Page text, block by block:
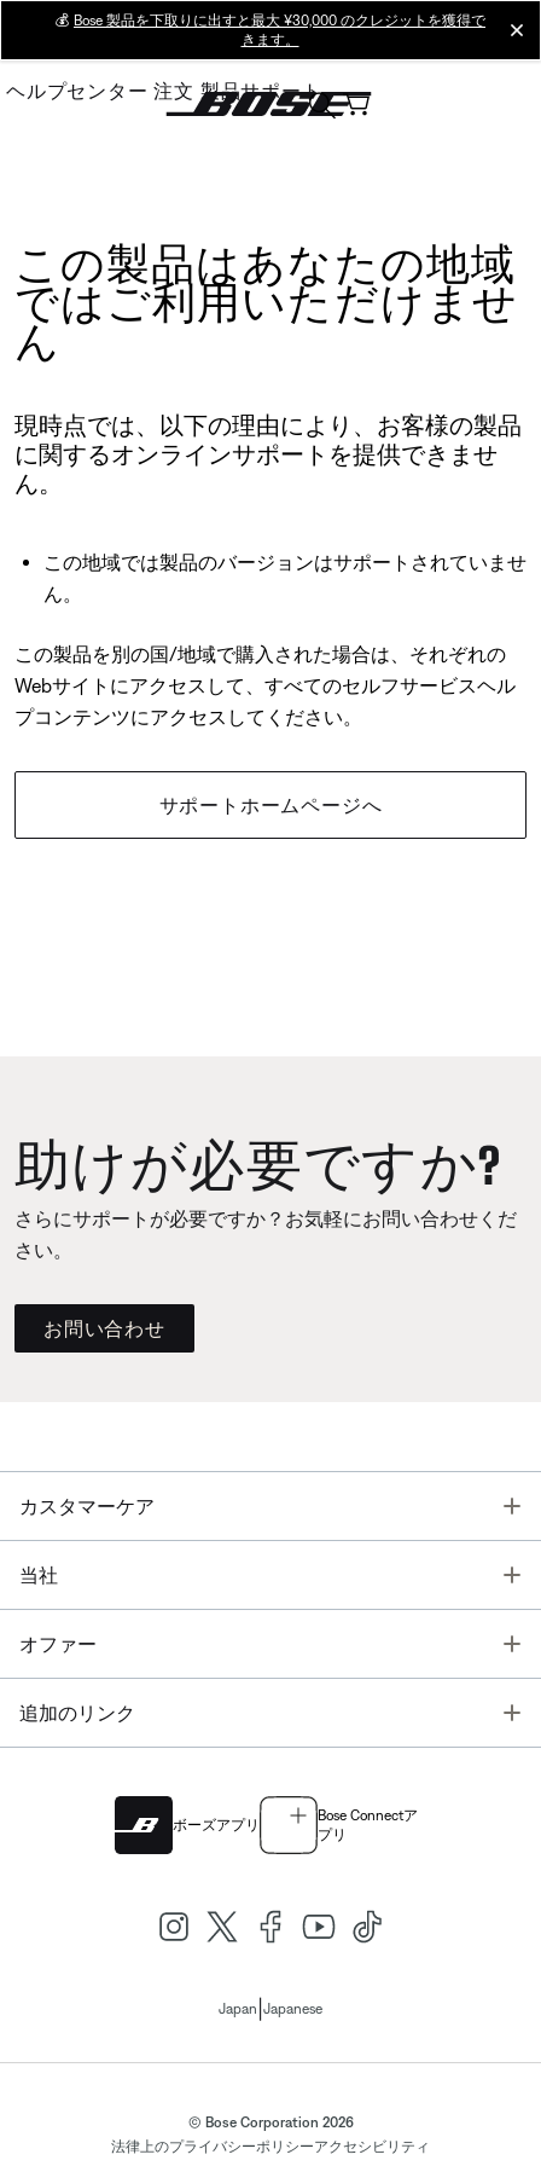
Main
💰 Bose 製品を下取りに出すと最大 ¥30,000 のクレジットを獲得で
きます。
ヘルプセンター 注文 製品サポート
この製品はあなたの地域
ではご利用いただけませ
ん
現時点では、以下の理由により、お客様の製品
に関するオンラインサポートを提供できませ
ん。
この地域では製品のバージョンはサポートされていませ
ん。
この製品を別の国/地域で購入された場合は、それぞれの
Webサイトにアクセスして、すべてのセルフサービスヘル
プコンテンツにアクセスしてください。
サポートホームページへ
助けが必要ですか?
さらにサポートが必要ですか？お気軽にお問い合わせくだ
さい。
お問い合わせ
カスタマーケア
当社
オファー
追加のリンク
ボーズアプリ
Bose Connectア
プリ
Japan Japanese
© Bose Corporation 2026
法律上のプライバシーポリシーアクセシビリティ